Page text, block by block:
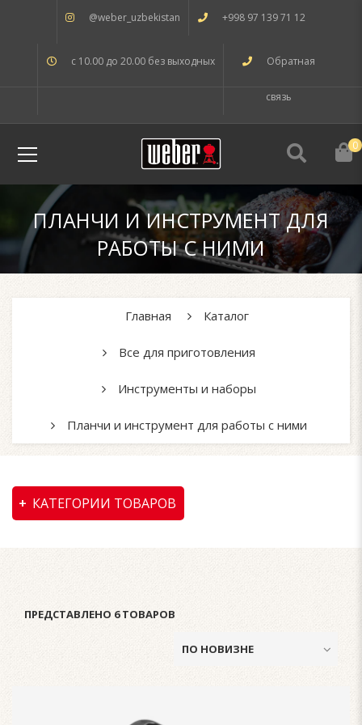
@weber_uzbekistan +998 97 139 71 12
с 10.00 до 20.00 без выходных Обратная
связь
0
ПЛАНЧИ И ИНСТРУМЕНТ ДЛЯ
РАБОТЫ С НИМИ
Главная Каталог
Все для приготовления
Инструменты и наборы
Планчи и инструмент для работы с ними
КАТЕГОРИИ ТОВАРОВ
ПРЕДСТАВЛЕНО 6 ТОВАРОВ